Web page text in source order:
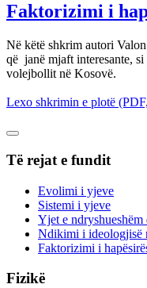
Faktorizimi i
Në këtë shkrim autori
që janë mjaft interesante,
volejbollit në Kosovë.
Lexo shkrimin e plotë
Të rejat e fundit
Evolimi i yjeve
Sistemi i yjeve
Yjet e ndryshueshëm
Ndikimi i ideologjisë
Faktorizimi i
Fizikë